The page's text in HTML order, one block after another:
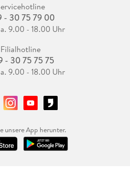
- 30 75 79 00
9.00 - 18.00 Uhr
Filialhotline
- 30 75 75 75
9.00 - 18.00 Uhr
unsere App herunter.